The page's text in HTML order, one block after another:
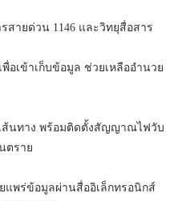
ด่วน 1146 และวิทยุสื่อสาร
าเก็บข้อมูล ช่วยเหลืออำนวย
าง พร้อมติดตั้งสัญญาณไฟวับ
ตราย
อมูลผ่านสื่ออิเล็กทรอนิกส์